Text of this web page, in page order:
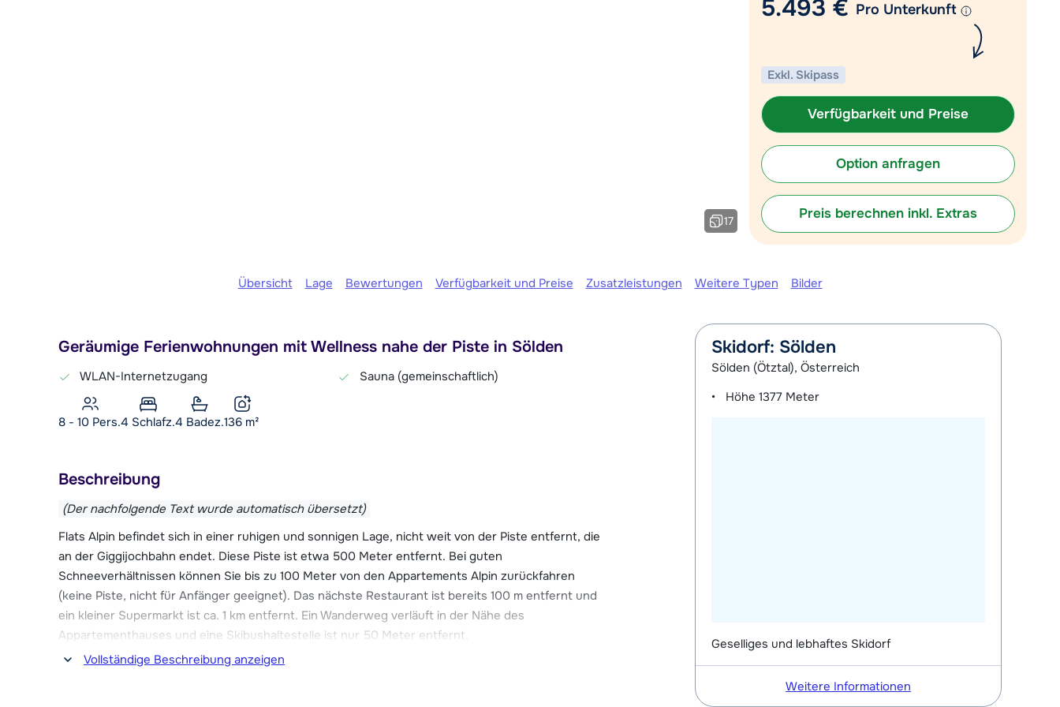
Morgen um 09:00 Uhr wieder geöffnet:
Rufen Sie uns an unter 030
767598210
17
5.493 € Pro Unterkunft
Exkl. Skipass
Verfügbarkeit und Preise
Option anfragen
Preis berechnen inkl. Extras
Übersicht Lage Bewertungen Verfügbarkeit und Preise Zusatzleistungen Weitere Typen Bilder
Geräumige Ferienwohnungen mit Wellness nahe der Piste in Sölden
WLAN-Internetzugang Sauna (gemeinschaftlich)
8 - 10 Pers.4 Schlafz.4 Badez.136 m²
Beschreibung
(Der nachfolgende Text wurde automatisch übersetzt)
Flats Alpin befindet sich in einer ruhigen und sonnigen Lage, nicht weit von der Piste entfernt, die
an der Giggijochbahn endet. Diese Piste ist etwa 500 Meter entfernt. Bei guten
Schneeverhältnissen können Sie bis zu 100 Meter von den Appartements Alpin zurückfahren
(keine Piste, nicht für Anfänger geeignet). Das nächste Restaurant ist bereits 100 m entfernt und
ein kleiner Supermarkt ist ca. 1 km entfernt. Ein Wanderweg verläuft in der Nähe des
Appartementhauses und eine Skibushaltestelle ist nur 50 Meter entfernt.
Vollständige Beschreibung anzeigen
Skidorf: Sölden
Sölden (Ötztal), Österreich
Höhe1377 Meter
Geselliges und lebhaftes Skidorf
Weitere Informationen